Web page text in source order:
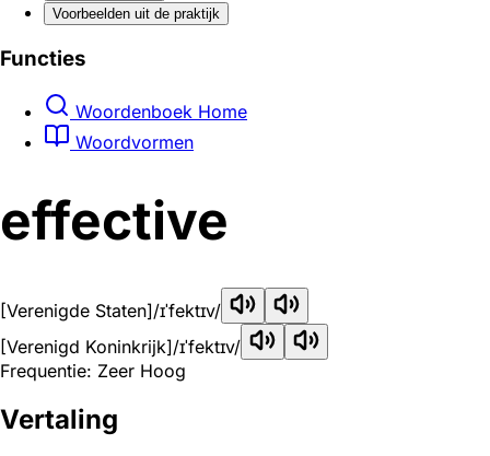
Voorbeelden uit de praktijk
Functies
Woordenboek Home
Woordvormen
effective
[Verenigde Staten]/ɪˈfektɪv/
[Verenigd Koninkrijk]/ɪˈfektɪv/
Frequentie: Zeer Hoog
Vertaling